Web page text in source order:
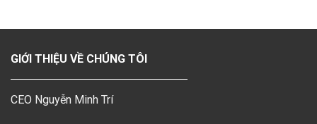
GIỚI THIỆU VỀ CHÚNG TÔI
CEO Nguyễn Minh Trí